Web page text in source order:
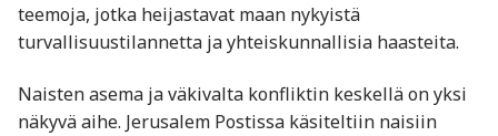
teemoja, jotka heijastavat maan nykyistä
turvallisuustilannetta ja yhteiskunnallisia haasteita.
Naisten asema ja väkivalta konfliktin keskellä on yksi
näkyvä aihe. Jerusalem Postissa käsiteltiin naisiin